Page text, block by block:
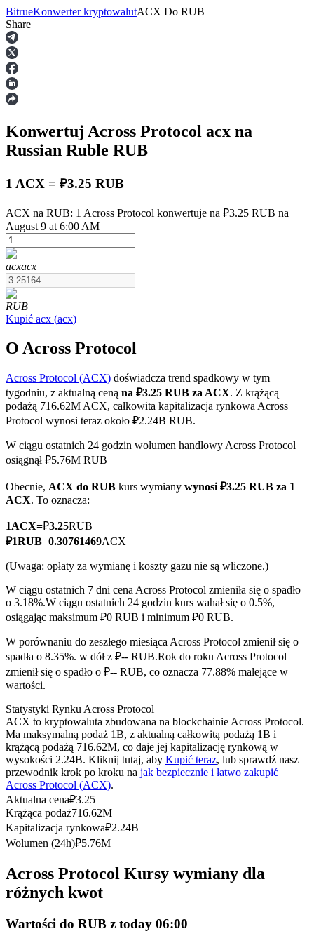
Kontrakty terminowe
Kontrakty terminowe na USDT
Kontrakty futures wykorzystujące USDT jako zabezpieczenie
Kontrakty terminowe COIN-M
Kontrakty terminowe na kryptowaluty
TradFi
towary
Kontrakty futures wykorzystujące USDC jako zabezpieczenie
Kopiowanie Transakcji
Dołącz do najlepszych traderów
BitrueKonwerter kryptowalutACX Do RUB
Share
Konwertuj Across Protocol acx na
Russian Ruble RUB
1 ACX = ₽3.25 RUB
ACX na RUB: 1 Across Protocol konwertuje na ₽3.25 RUB na
August 9 at 6:00 AM
acxacx
RUB
Kupić acx (acx)
O Across Protocol
Across Protocol (ACX) doświadcza trend spadkowy w tym
tygodniu, z aktualną ceną na ₽3.25 RUB za ACX. Z krążącą
podażą 716.62M ACX, całkowita kapitalizacja rynkowa Across
Protocol wynosi teraz około ₽2.24B RUB.
W ciągu ostatnich 24 godzin wolumen handlowy Across Protocol
osiągnął ₽5.76M RUB
Obecnie, ACX do RUB kurs wymiany wynosi ₽3.25 RUB za 1
ACX. To oznacza:
1ACX=₽3.25RUB
₽1RUB=0.30761469ACX
(Uwaga: opłaty za wymianę i koszty gazu nie są wliczone.)
W ciągu ostatnich 7 dni cena Across Protocol zmieniła się o spadło
o 3.18%.W ciągu ostatnich 24 godzin kurs wahał się o 0.5%,
osiągając maksimum ₽0 RUB i minimum ₽0 RUB.
W porównaniu do zeszłego miesiąca Across Protocol zmienił się o
spadła o 8.35%. w dół z ₽-- RUB.Rok do roku Across Protocol
zmienił się o spadło o ₽-- RUB, co oznacza 77.88% malejące w
wartości.
Statystyki Rynku Across Protocol
ACX to kryptowaluta zbudowana na blockchainie Across Protocol.
Ma maksymalną podaż 1B, z aktualną całkowitą podażą 1B i
krążącą podażą 716.62M, co daje jej kapitalizację rynkową w
wysokości 2.24B. Kliknij tutaj, aby Kupić teraz, lub sprawdź nasz
przewodnik krok po kroku na jak bezpiecznie i łatwo zakupić
Across Protocol (ACX).
Aktualna cena₽3.25
Krążąca podaż716.62M
Kapitalizacja rynkowa₽2.24B
Wolumen (24h)₽5.76M
Across Protocol Kursy wymiany dla
różnych kwot
Wartości do RUB z today 06:00